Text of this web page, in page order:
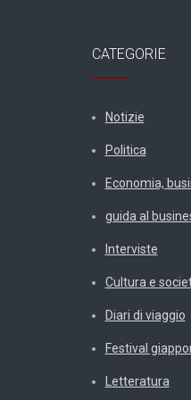
CATEGORIE
Notizie
Politica
Economia,
guida al
Interviste
Cultura e
Diari di viaggio
Festival
Letteratura